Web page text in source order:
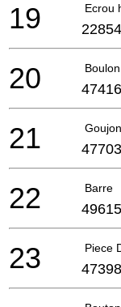
Ecrou
19
20
21
Barre
22
Piece
23